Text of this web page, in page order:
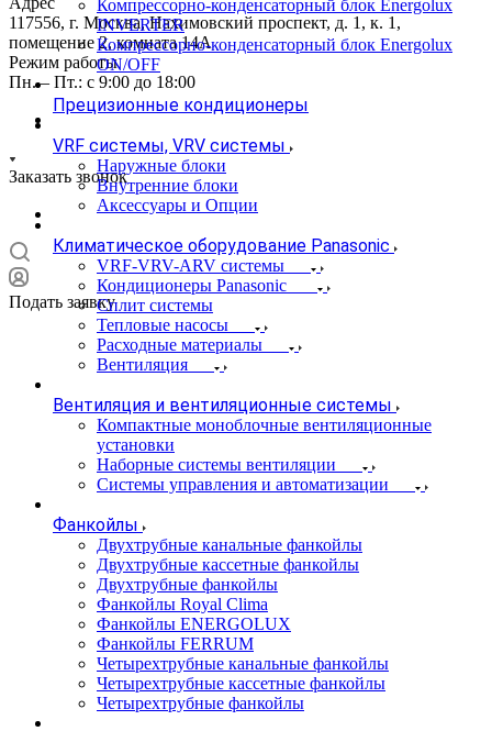
117556, г. Москва, Нахимовский проспект, д. 1, к. 1,
помещение 2, комната 14А
Режим работы
Пн. – Пт.: с 9:00 до 18:00
Заказать звонок
Подать заявку
Компрессорно-конденсаторный блок Energolux
INVERTER
Компрессорно-конденсаторный блок Energolux
ON/OFF
Прецизионные кондиционеры
VRF системы, VRV системы
Наружные блоки
Внутренние блоки
Аксессуары и Опции
Климатическое оборудование Panasonic
VRF-VRV-ARV системы
Кондиционеры Panasonic
Сплит системы
Тепловые насосы
Расходные материалы
Вентиляция
Вентиляция и вентиляционные системы
Компактные моноблочные вентиляционные
установки
Наборные системы вентиляции
Системы управления и автоматизации
Фанкойлы
Двухтрубные канальные фанкойлы
Двухтрубные кассетные фанкойлы
Двухтрубные фанкойлы
Фанкойлы Royal Clima
Фанкойлы ENERGOLUX
Фанкойлы FERRUM
Четырехтрубные канальные фанкойлы
Четырехтрубные кассетные фанкойлы
Четырехтрубные фанкойлы